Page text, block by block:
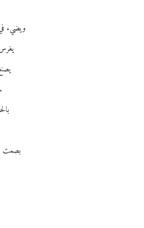
ويضيء
بصمت